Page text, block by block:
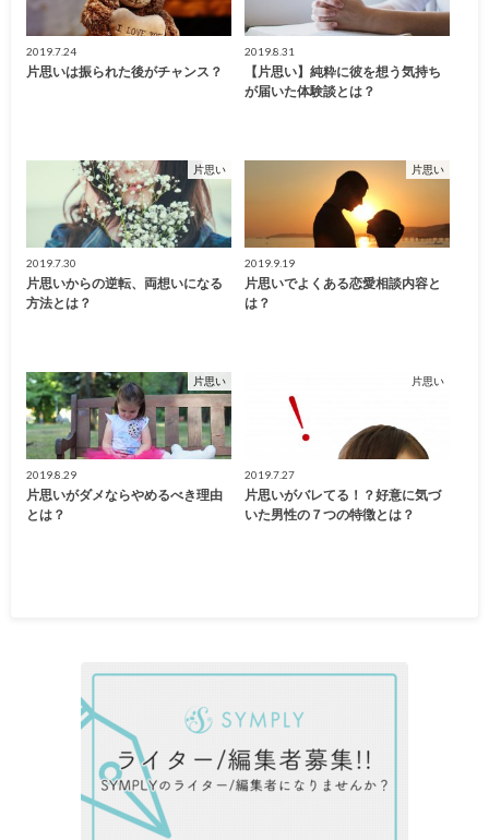
2019.7.24
片思いは振られた後がチャンス？
2019.8.31
【片思い】純粋に彼を想う気持ち
が届いた体験談とは？
片思い
2019.7.30
片思いからの逆転、両想いになる
方法とは？
片思い
2019.9.19
片思いでよくある恋愛相談内容と
は？
片思い
2019.8.29
片思いがダメならやめるべき理由
とは？
片思い
2019.7.27
片思いがバレてる！？好意に気づ
いた男性の７つの特徴とは？